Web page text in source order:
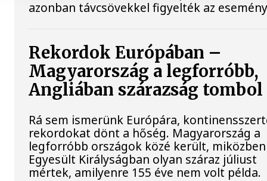
azonban távcsövekkel figyelték az
Rekordok Európában –
Magyarország a legforróbb,
Angliában szárazság tombol
Rá sem ismerünk Európára,
rekordokat dönt a hőség. Magyarország a
legforróbb országok közé került,
Egyesült Királyságban olyan száraz júliust
mértek, amilyenre 155 éve nem volt példa.